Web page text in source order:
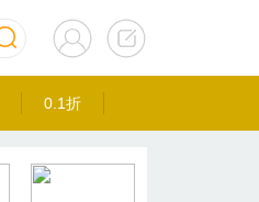
0.1折